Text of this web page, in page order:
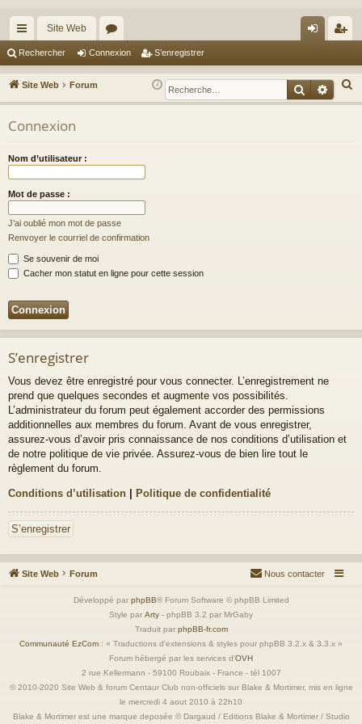
cc
ès
ra
pi
Site Web
or
u
m
ne
xi
nr
eg
Rechercher Connexion S’enregistrer
Site Web Forum
e
Connexion
Nom d’utilisateur :
Mot de passe :
J’ai oublié mon mot de passe
Renvoyer le courriel de confirmation
Se souvenir de moi
Cacher mon statut en ligne pour cette session
S’enregistrer
Vous devez être enregistré pour vous connecter. L’enregistrement ne
prend que quelques secondes et augmente vos possibilités.
L’administrateur du forum peut également accorder des permissions
additionnelles aux membres du forum. Avant de vous enregistrer,
assurez-vous d’avoir pris connaissance de nos conditions d’utilisation et
de notre politique de vie privée. Assurez-vous de bien lire tout le
règlement du forum.
Conditions d’utilisation | Politique de confidentialité
S’enregistrer
Site Web Forum Nous contacter
Développé par phpBB® Forum Software © phpBB Limited
Style par Arty - phpBB 3.2 par MrGaby
Traduit par phpBB-fr.com
Communauté EzCom : « Traductions d'extensions & styles pour phpBB 3.2.x & 3.3.x »
Forum hébergé par les services d’OVH
2 rue Kellermann - 59100 Roubaix - France - tél 1007
© 2010-2020 Site Web & forum Centaur Club non-officiels sur Blake & Mortimer, mis en ligne
le mercredi 4 aout 2010 à 22h10
Blake & Mortimer est une marque deposée © Dargaud / Editions Blake & Mortimer / Studio